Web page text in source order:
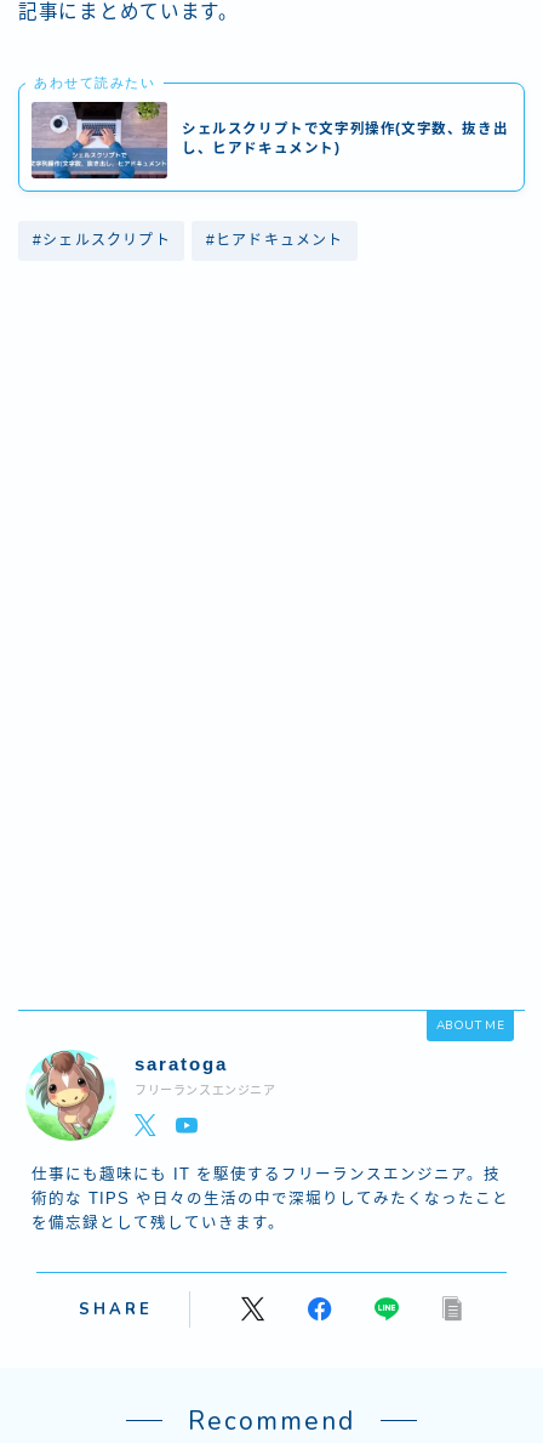
記事にまとめています。
あわせて読みたい
シェルスクリプトで文字列操作(文字数、抜き出
し、ヒアドキュメント)
#シェルスクリプト #ヒアドキュメント
ABOUT ME
saratoga
フリーランスエンジニア
仕事にも趣味にも IT を駆使するフリーランスエンジニア。技
術的な TIPS や日々の生活の中で深堀りしてみたくなったこと
を備忘録として残していきます。
SHARE
Recommend